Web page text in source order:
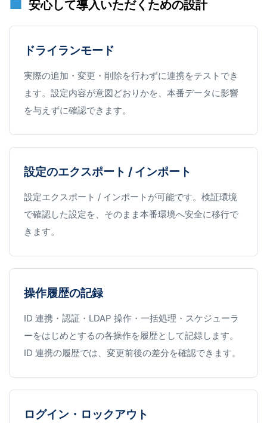
安心して導入いただくための設計
ドライランモード
実際の追加・変更・削除を行わずに連携をテストでき
ます。設定内容が意図どおりかを、本番データに影響
を与えずに確認できます。
設定のエクスポート / インポート
設定エクスポート / インポートが可能です。検証環境
で確認した設定を、そのまま本番環境へ安全に移行で
きます。
操作履歴の記録
ID 連携・認証・LDAP 操作・一括処理・スケジューラ
ーをはじめとするの各操作を履歴として記録します。
ID 連携の履歴では、変更前後の差分を確認できます。
ログイン・ロックアウト